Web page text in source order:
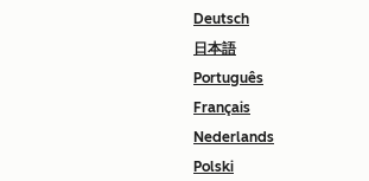
Deutsch
日本語
Português
Français
Nederlands
Polski